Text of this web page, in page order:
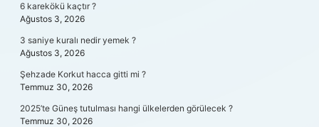
6 karekökü kaçtır ?
Ağustos 3, 2026
3 saniye kuralı nedir yemek ?
Ağustos 3, 2026
Şehzade Korkut hacca gitti mi ?
Temmuz 30, 2026
2025’te Güneş tutulması hangi ülkelerden görülecek ?
Temmuz 30, 2026